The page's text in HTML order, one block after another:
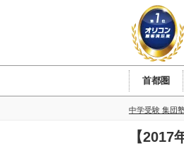
首都圏
中学受験 集団
【